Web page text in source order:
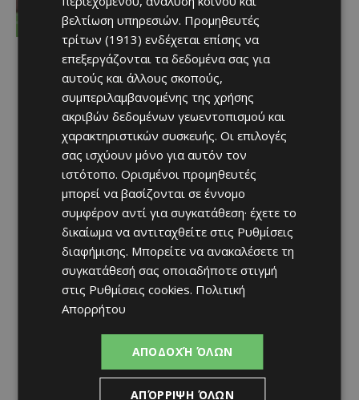
του και σκόραρε στο Conference
League
Afentiko - 07/08/2026
βελτίωση υπηρεσιών. Προμηθευτές
τρίτων (1913) ενδέχεται επίσης να
επεξεργάζονται τα δεδομένα σας για
αυτούς και άλλους σκοπούς,
συμπεριλαμβανομένης της χρήσης
ακριβών δεδομένων γεωεντοπισμού και
χαρακτηριστικών συσκευής. Οι επιλογές
σας ισχύουν μόνο για αυτόν τον
ιστότοπο. Ορισμένοι προμηθευτές
μπορεί να βασίζονται σε έννομο
συμφέρον αντί για συγκατάθεση· έχετε το
δικαίωμα να αντιταχθείτε στις Ρυθμίσεις
διαφήμισης. Μπορείτε να ανακαλέσετε τη
συγκατάθεσή σας οποιαδήποτε στιγμή
στις Ρυθμίσεις cookies. Πολιτική
Απορρήτου
ΑΠΟΔΟΧΉ ΌΛΩΝ
ΑΠΌΡΡΙΨΗ ΌΛΩΝ